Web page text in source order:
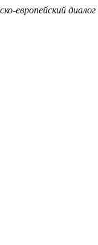
европейский диалог